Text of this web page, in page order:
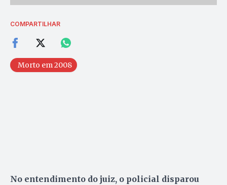
COMPARTILHAR
Morto em 2008
No entendimento do juiz, o policial disparou